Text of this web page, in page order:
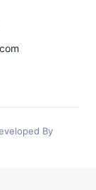
By